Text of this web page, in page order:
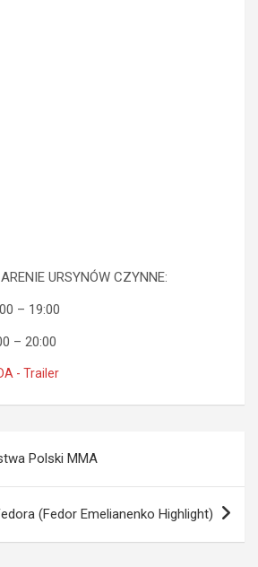
URSYNÓW CZYNNE:
– 19:00
– 20:00
- Trailer
Polski MMA
(Fedor Emelianenko Highlight)